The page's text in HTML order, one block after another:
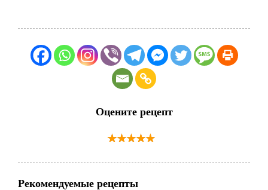
Оцените рецепт
Рекомендуемые рецепты